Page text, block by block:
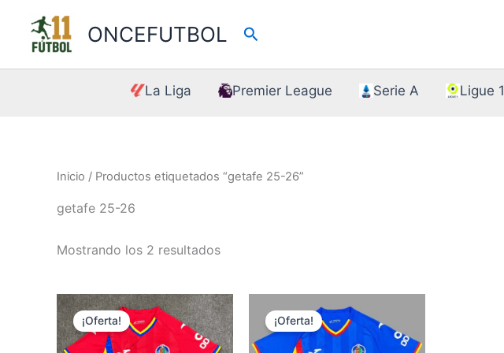
contenido
ONCEFUTBOL Buscar
La Liga Premier League Serie A Ligue 1
Inicio / Productos etiquetados “getafe 25-26”
getafe 25-26
Mostrando los 2 resultados
¡Oferta! ¡Oferta!